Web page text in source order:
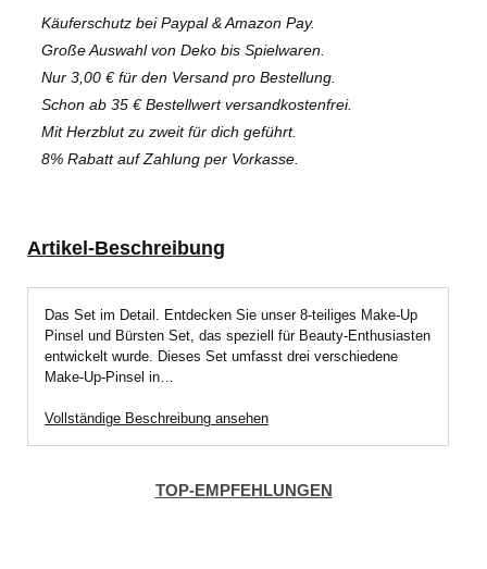
Käuferschutz bei Paypal & Amazon Pay.
Große Auswahl von Deko bis Spielwaren.
Nur 3,00 € für den Versand pro Bestellung.
Schon ab 35 € Bestellwert versandkostenfrei.
Mit Herzblut zu zweit für dich geführt.
8% Rabatt auf Zahlung per Vorkasse.
Artikel-Beschreibung
Das Set im Detail. Entdecken Sie unser 8-teiliges Make-Up
Pinsel und Bürsten Set, das speziell für Beauty-Enthusiasten
entwickelt wurde. Dieses Set umfasst drei verschiedene
Make-Up-Pinsel in…
Vollständige Beschreibung ansehen
TOP-EMPFEHLUNGEN